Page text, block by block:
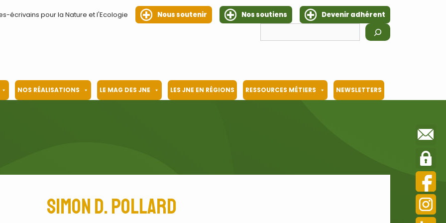
écrivains pour la Nature et l'Ecologie Nous soutenir Nos soutiens
Devenir adhérent
NOS RÉALISATIONS LE MAG DES JNE LES JNE EN RÉGIONS RESSOURCES MÉTIERS NEWSLETTERS
Simon D. Pollard